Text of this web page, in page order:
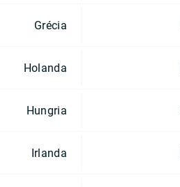
Grécia
Holanda
Hungria
Irlanda